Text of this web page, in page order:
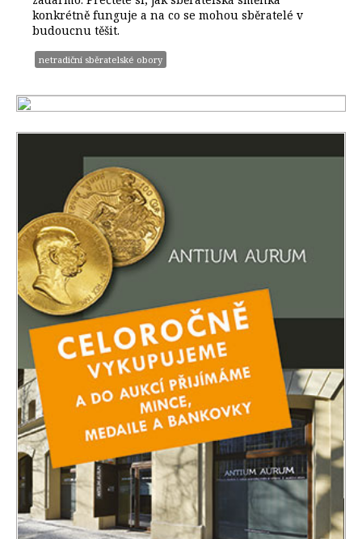
konkrétně funguje a na co se mohou sběratelé v
budoucnu těšit.
netradiční sběratelské obory